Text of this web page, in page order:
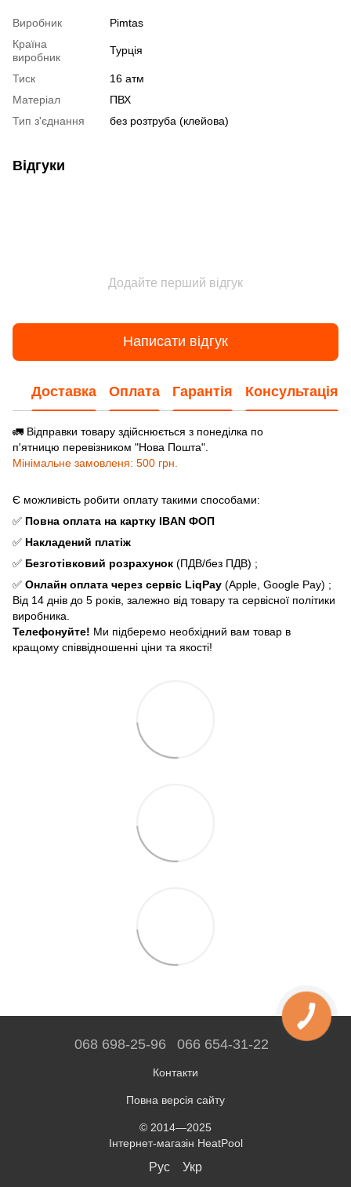
Виробник
Pimtas
Країна
виробник
Турція
Тиск
16 атм
Матеріал
ПВХ
Тип з'єднання
без розтруба (клейова)
Відгуки
Додайте перший відгук
Написати відгук
Доставка Оплата Гарантія Консультація
🚛 Відправки товару здійснюється з понеділка по
п'ятницю перевізником "Нова Пошта".
Мінімальне замовленя: 500 грн.
Є можливість робити оплату такими способами:
✅ Повна оплата на картку IBAN ФОП
✅ Накладений платіж
✅ Безготівковий розрахунок (ПДВ/без ПДВ) ;
✅ Онлайн оплата через сервіс LiqPay (Apple, Google Pay) ;
Від 14 днів до 5 років, залежно від товару та сервісної політики
виробника.
Телефонуйте! Ми підберемо необхідний вам товар в
кращому співвідношенні ціни та якості!
068 698-25-96 066 654-31-22
Контакти
Повна версія сайту
© 2014—2025
Інтернет-магазін HeatPool
Рус Укр